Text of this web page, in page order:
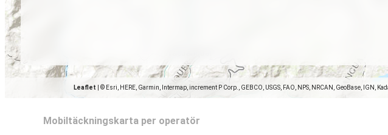
Leaflet © Esri, HERE, Garmin, Intermap, increment P Corp., GEBCO, USGS, FAO, NPS, NRCAN, GeoBase,
Mobiltäckningskarta per operatör